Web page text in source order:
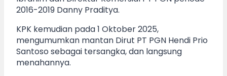
2016-2019 Danny Praditya.
KPK kemudian pada 1 Oktober 2025,
mengumumkan mantan Dirut PT PGN Hendi Prio
Santoso sebagai tersangka, dan langsung
menahannya.